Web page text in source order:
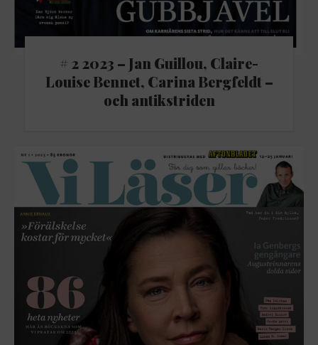
# 2 2023 – Jan Guillou, Claire-
Louise Bennet, Carina Bergfeldt –
och antikstriden